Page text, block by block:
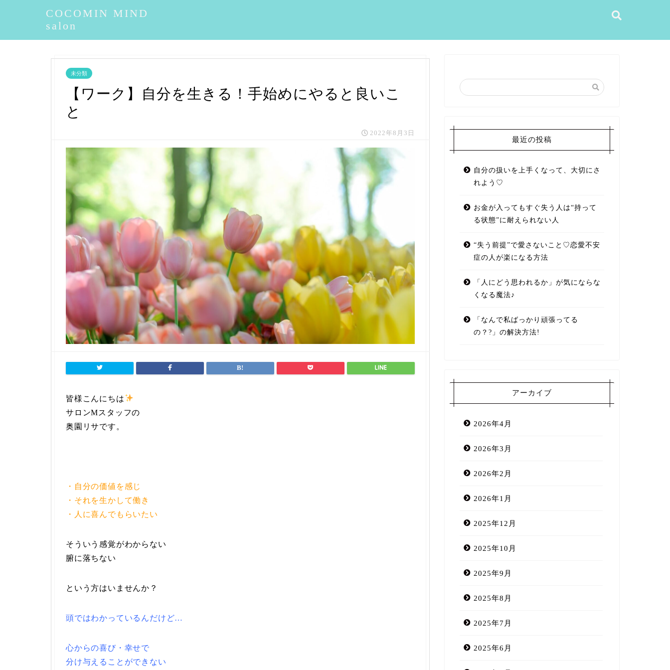
COCOMIN MIND
salon
未分類
【ワーク】自分を生きる！手始めにやると良いこ
と
2022年8月3日
皆様こんにちは
サロンMスタッフの
奥園リサです。
・自分の価値を感じ
・それを生かして働き
・人に喜んでもらいたい
そういう感覚がわからない
腑に落ちない
という方はいませんか？
頭ではわかっているんだけど…
心からの喜び・幸せで
分け与えることができない
最近の投稿
自分の扱いを上手くなって、大切にさ
れよう♡
お金が入ってもすぐ失う人は“持って
る状態”に耐えられない人
“失う前提”で愛さないこと♡恋愛不安
症の人が楽になる方法
「人にどう思われるか」が気にならな
くなる魔法♪
「なんで私ばっかり頑張ってる
の？?」の解決方法!
アーカイブ
2026年4月
2026年3月
2026年2月
2026年1月
2025年12月
2025年10月
2025年9月
2025年8月
2025年7月
2025年6月